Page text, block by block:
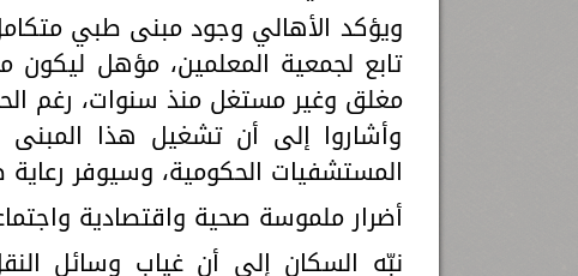
تابع لجمعية المعلمين، مؤهل
مغلق وغير مستغل منذ سنوات، رغم
وأشاروا إلى أن تشغيل هذا
المستشفيات الحكومية، وسيوفر رعاية
أضرار ملموسة صحية واقتصادية
نبّه السكان إلى أن غياب وسائل